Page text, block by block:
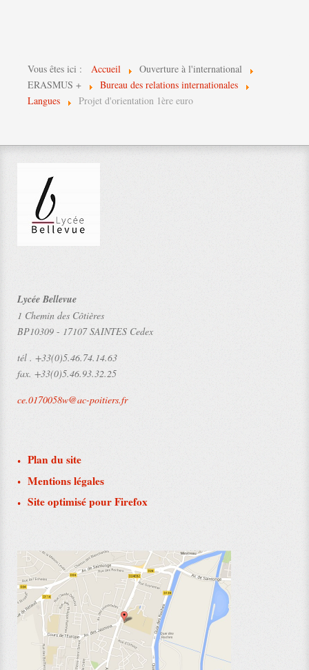
Vous êtes ici : Accueil
Ouverture à l'international
ERASMUS +
Bureau des relations internationales
Langues
Projet d'orientation 1ère euro
Lycée Bellevue
1 Chemin des Côtières
BP10309 - 17107 SAINTES Cedex
tél . +33(0)5.46.74.14.63
fax. +33(0)5.46.93.32.25
ce.0170058w@ac-poitiers.fr
Plan du site
Mentions légales
Site optimisé pour Firefox